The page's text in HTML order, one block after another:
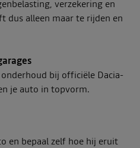
verzekering en
dus alleen maar te rijden en
onderhoud bij officiële Dacia-
je auto in topvorm.
en bepaal zelf hoe hij eruit